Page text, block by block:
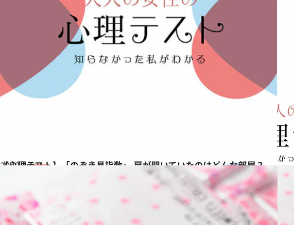
2020.4.12
【心理テスト】「のぞき見指数」 扉が開いていたのはどんな部屋？
占い